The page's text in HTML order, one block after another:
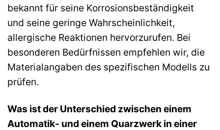
bekannt für seine Korrosionsbeständigkeit
und seine geringe Wahrscheinlichkeit,
allergische Reaktionen hervorzurufen. Bei
besonderen Bedürfnissen empfehlen wir, die
Materialangaben des spezifischen Modells zu
prüfen.
Was ist der Unterschied zwischen einem
Automatik- und einem Quarzwerk in einer